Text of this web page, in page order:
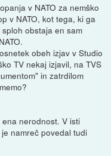
v NATO za nemško
v NATO, kot tega, ki ga
obstaja en sam
obeh izjav v Studio
TV nekaj izjavil, na TVS
in zatrdilom
nerodnost. V isti
namreč povedal tudi